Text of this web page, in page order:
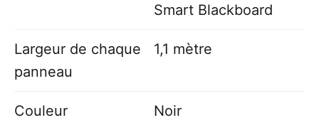
Smart Blackboard
Largeur de chaque
panneau
1,1 mètre
Couleur Noir